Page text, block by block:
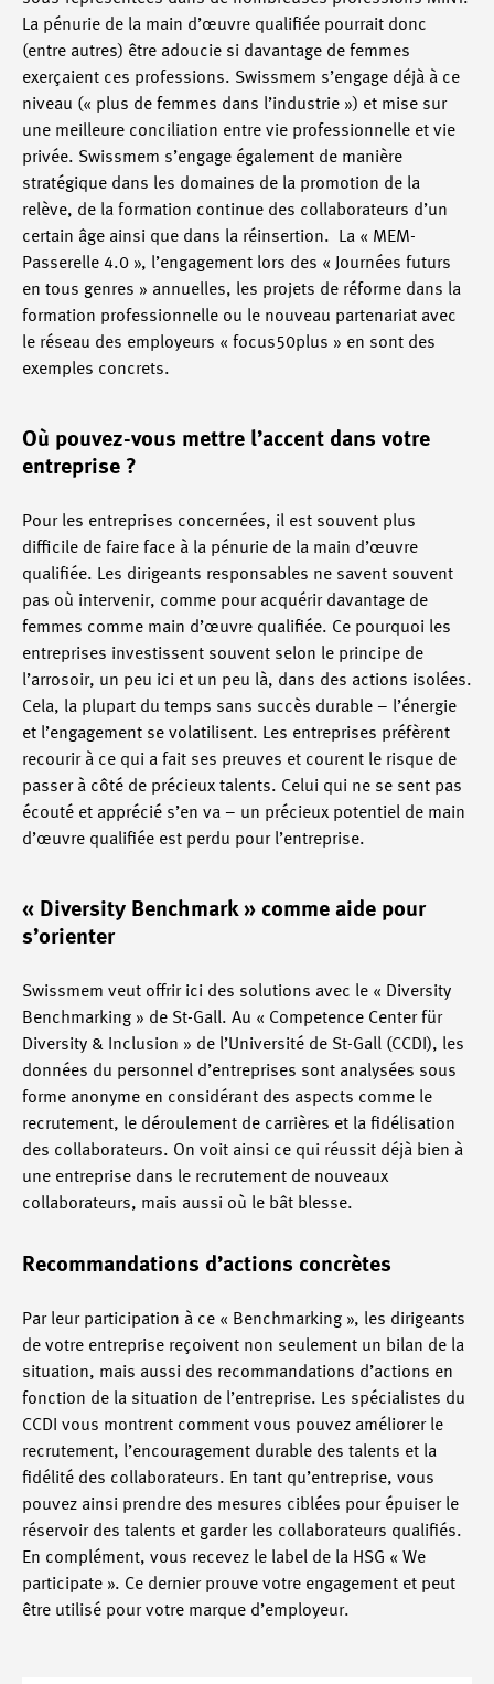
La pénurie de la main d’œuvre qualifiée pourrait donc
(entre autres) être adoucie si davantage de femmes
exerçaient ces professions. Swissmem s’engage déjà à ce
niveau (« plus de femmes dans l’industrie ») et mise sur
une meilleure conciliation entre vie professionnelle et vie
privée. Swissmem s’engage également de manière
stratégique dans les domaines de la promotion de la
relève, de la formation continue des collaborateurs d’un
certain âge ainsi que dans la réinsertion. La « MEM-
Passerelle 4.0 », l’engagement lors des « Journées futurs
en tous genres » annuelles, les projets de réforme dans la
formation professionnelle ou le nouveau partenariat avec
le réseau des employeurs « focus50plus » en sont des
exemples concrets.
Où pouvez-vous mettre l’accent dans votre
entreprise ?
Pour les entreprises concernées, il est souvent plus
difficile de faire face à la pénurie de la main d’œuvre
qualifiée. Les dirigeants responsables ne savent souvent
pas où intervenir, comme pour acquérir davantage de
femmes comme main d’œuvre qualifiée. Ce pourquoi les
entreprises investissent souvent selon le principe de
l’arrosoir, un peu ici et un peu là, dans des actions isolées.
Cela, la plupart du temps sans succès durable – l’énergie
et l’engagement se volatilisent. Les entreprises préfèrent
recourir à ce qui a fait ses preuves et courent le risque de
passer à côté de précieux talents. Celui qui ne se sent pas
écouté et apprécié s’en va – un précieux potentiel de main
d’œuvre qualifiée est perdu pour l’entreprise.
« Diversity Benchmark » comme aide pour
s’orienter
Swissmem veut offrir ici des solutions avec le « Diversity
Benchmarking » de St-Gall. Au « Competence Center für
Diversity & Inclusion » de l’Université de St-Gall (CCDI), les
données du personnel d’entreprises sont analysées sous
forme anonyme en considérant des aspects comme le
recrutement, le déroulement de carrières et la fidélisation
des collaborateurs. On voit ainsi ce qui réussit déjà bien à
une entreprise dans le recrutement de nouveaux
collaborateurs, mais aussi où le bât blesse.
Recommandations d’actions concrètes
Par leur participation à ce « Benchmarking », les dirigeants
de votre entreprise reçoivent non seulement un bilan de la
situation, mais aussi des recommandations d’actions en
fonction de la situation de l’entreprise. Les spécialistes du
CCDI vous montrent comment vous pouvez améliorer le
recrutement, l’encouragement durable des talents et la
fidélité des collaborateurs. En tant qu’entreprise, vous
pouvez ainsi prendre des mesures ciblées pour épuiser le
réservoir des talents et garder les collaborateurs qualifiés.
En complément, vous recevez le label de la HSG « We
participate ». Ce dernier prouve votre engagement et peut
être utilisé pour votre marque d’employeur.